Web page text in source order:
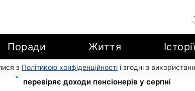
Поради Життя
з Політикою конфіденційності і згодні з
Субсидії скасують, пільги на комуналку
перевіряє доходи пенсіонерів у серпні